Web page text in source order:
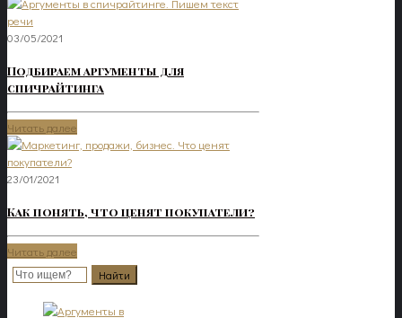
03/05/2021
Подбираем аргументы для
спичрайтинга
Читать далее
23/01/2021
Как понять, что ценят покупатели?
Читать далее